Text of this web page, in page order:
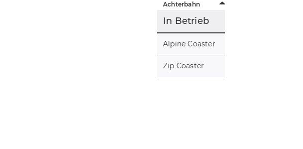
Achterbahn
In Betrieb
Alpine Coaster
Zip Coaster